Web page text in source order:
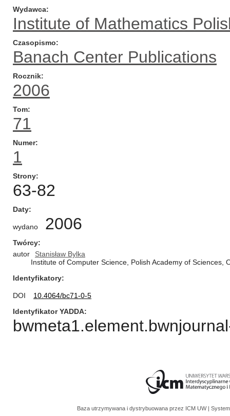
Wydawca
Institute of Mathematics
Czasopismo
Banach Center Publications
Rocznik
2006
Tom
71
Numer
1
Strony
63-82
Daty
wydano 2006
Twórcy
autor
Stanisław Bylka
Institute of Computer Science, Polish Academy of Sciences,
Identyfikatory
DOI
10.4064/bc71-0-5
Identyfikator YADDA
Baza utrzymywana i dystrybuowana przez ICM UW |